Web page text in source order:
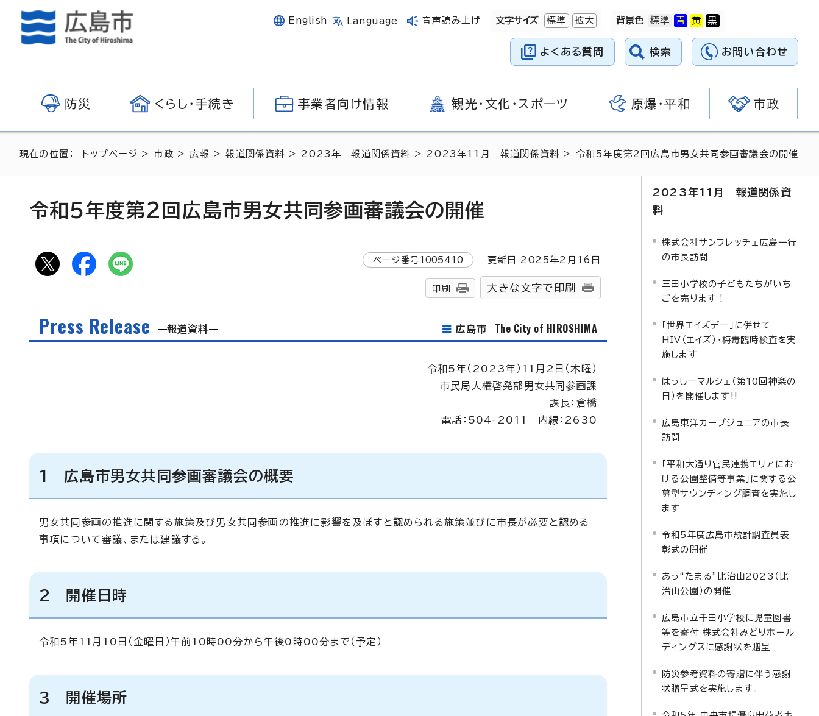
English Language 音声読み上げ 文字サイズ 標準 拡大 背景色
よくある質問 検索 お問い合わせ
防災 くらし・手続き 事業者向け情報 観光・文化・スポーツ 原爆・平和 市政
現在の位置： トップページ >市政 > 広報 >報道関係資料 > 2023年 報道関係資料 > 2023年11月 報道関係資料 > 令和5年度第2回広島市男女共同参画審議会の開催
令和5年度第2回広島市男女共同参画審議会の開催
ページ番号1005410 更新日 2025年2月 16 日
印刷 大きな文字で印刷
Press Release 報道資料 広島市 The City of HIROSHIMA
令和5年（2023年）11月2日（木曜）
市民局人権啓発部男女共同参画課
課長：倉橋
電話：504-2011 内線：2630
1 広島市男女共同参画審議会の概要
男女共同参画の推進に関する施策及び男女共同参画の推進に影響を及ぼすと認められる施策並びに市長が必要と認める
事項について審議、または建議する。
2 開催日時
令和5年11月10日（金曜日）午前10時00分から午後0時00分まで（予定）
3 開催場所
2023年11月 報道関係資
料
株式会社サンフレッチェ広島一行
の市長訪問
三田小学校の子どもたちがいち
ごを売ります！
「世界エイズデー」に併せて
HIV（エイズ）・梅毒臨時検査を実
施します
はっしーマルシェ（第10回神楽の
日）を開催します!!
広島東洋カープジュニアの市長
訪問
「平和大通り官民連携エリアにお
ける公園整備等事業」に関する公
募型サウンディング調査を実施し
ます
令和5年度広島市統計調査員表
彰式の開催
あっ“たまる”比治山2023（比
治山公園）の開催
広島市立千田小学校に児童図書
等を寄付 株式会社みどりホール
ディングスに感謝状を贈呈
防災参考資料の寄贈に伴う感謝
状贈呈式を実施します。